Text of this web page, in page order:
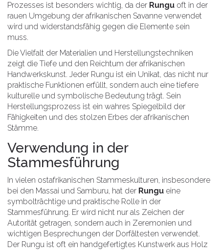
Prozesses ist besonders wichtig, da der Rungu oft in der
rauen Umgebung der afrikanischen Savanne verwendet
wird und widerstandsfähig gegen die Elemente sein
muss.
Die Vielfalt der Materialien und Herstellungstechniken
zeigt die Tiefe und den Reichtum der afrikanischen
Handwerkskunst. Jeder Rungu ist ein Unikat, das nicht nur
praktische Funktionen erfüllt, sondern auch eine tiefere
kulturelle und symbolische Bedeutung trägt. Sein
Herstellungsprozess ist ein wahres Spiegelbild der
Fähigkeiten und des stolzen Erbes der afrikanischen
Stämme.
Verwendung in der
Stammesführung
In vielen ostafrikanischen Stammeskulturen, insbesondere
bei den Massai und Samburu, hat der Rungu eine
symbolträchtige und praktische Rolle in der
Stammesführung. Er wird nicht nur als Zeichen der
Autorität getragen, sondern auch in Zeremonien und
wichtigen Besprechungen der Dorfältesten verwendet.
Der Rungu ist oft ein handgefertigtes Kunstwerk aus Holz